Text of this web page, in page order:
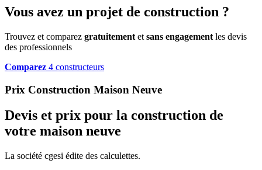
Vous avez un projet de construction ?
Trouvez et comparez gratuitement et sans engagement les devis
des professionnels
Comparez 4 constructeurs
Prix Construction Maison Neuve
Devis et prix pour la construction de
votre maison neuve
La société cgesi édite des calculettes.